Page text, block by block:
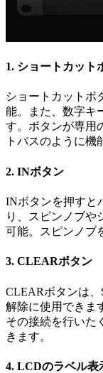
1. ショートカット
ショートカットボ
能。また、数字キ
す。ボタンが専用
トバスのように機
2. INボタン
INボタンを押すと
り、スピンノブや
可能。スピンノブ
3. CLEARボタン
CLEARボタンは、
解除に使用できま
その接続を行いた
きます。
4. LCDのラベル表